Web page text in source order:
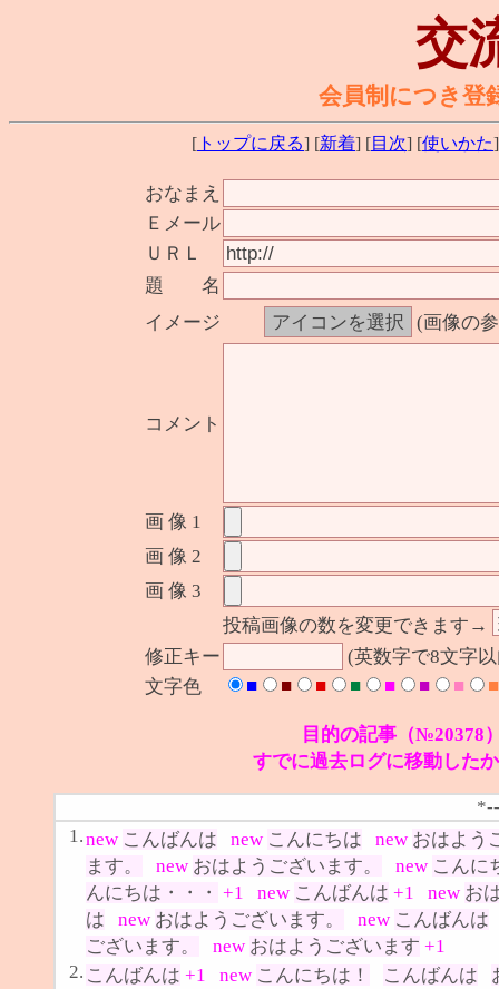
交
会員制につき登
[ トップに戻る] [新着] [目次] [使いかた
おなまえ
Ｅメール
ＵＲＬ
題 名
イメージ
(画像の
コメント
画 像 1
画 像 2
画 像 3
投稿画像の数を変更できます→
修正キー
(英数字で8文字
文字色
■ ■ ■ ■ ■ ■ ■ ■
目的の記事（№20378
すでに過去ログに移動した
1.new こんばんは new こんにちは new おはよう
ます。
new おはようございます。 new こんに
んにちは・・・ +1 new こんばんは +1 new お
は
new おはようございます。 new こんばんは
ございます。
new おはようございます +1
2. こんばんは +1 new こんにちは！ こんばんは